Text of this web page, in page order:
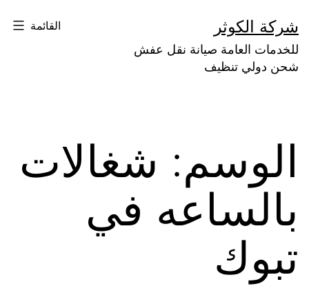
إلى
المحتوى
شركة الكوثر
للخدمات العامة صيانة نقل عفش
شحن دولي تنظيف
القائمة
الوسم: شغالات
بالساعه في
تبوك